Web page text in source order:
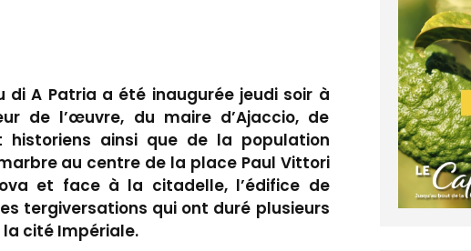
di A Patria a été inaugurée jeudi soir à
de l’œuvre, du maire d’Ajaccio, de
historiens ainsi que de la population
au centre de la place Paul Vittori
et face à la citadelle, l’édifice de
tergiversations qui ont duré plusieurs
cité Impériale.